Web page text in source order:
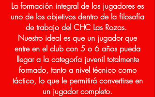
LAS ROZAS
La formación integral de los jugadores es
uno de los objetivos dentro de la filosofía
de trabajo del CHC Las Rozas.
Nuestro ideal es que un jugador que
entre en el club con 5 o 6 años pueda
llegar a la categoría juvenil totalmente
formado, tanto a nivel técnico como
táctico, lo que le permitirá convertirse en
un jugador completo.